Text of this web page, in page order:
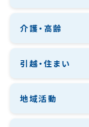
介護・高齢
引越・住まい
地域活動